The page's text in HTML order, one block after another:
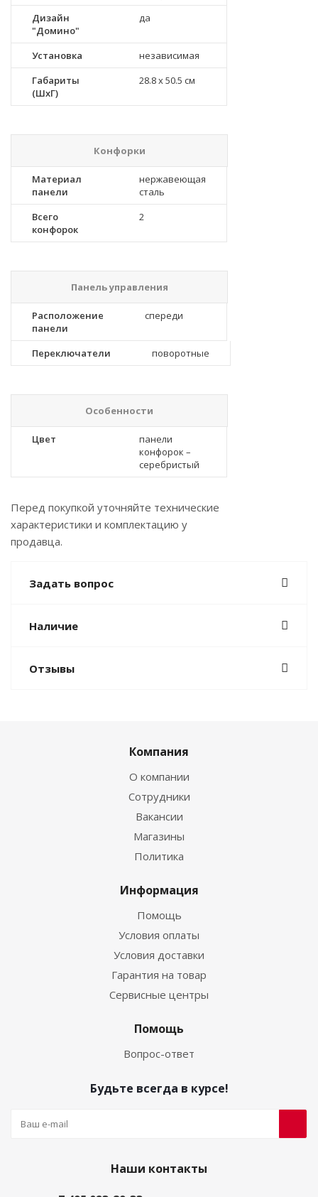
Дизайн
"Домино"
да
Установка
независимая
Габариты
(ШхГ)
28.8 x 50.5 см
Конфорки
Материал
панели
нержавеющая
сталь
Всего
конфорок
2
Панель управления
Расположение
панели
спереди
Переключатели поворотные
Особенности
Цвет
панели
конфорок –
серебристый
Перед покупкой уточняйте технические
характеристики и комплектацию у
продавца.
Задать вопрос
Наличие
Отзывы
Компания
О компании
Сотрудники
Вакансии
Магазины
Политика
Информация
Помощь
Условия оплаты
Условия доставки
Гарантия на товар
Сервисные центры
Помощь
Вопрос-ответ
Будьте всегда в курсе!
Наши контакты